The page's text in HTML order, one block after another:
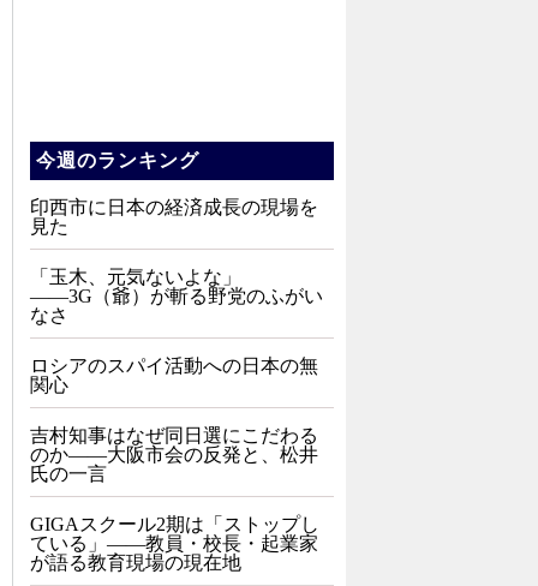
今週のランキング
印西市に日本の経済成長の現場を
見た
「玉木、元気ないよな」
――3G（爺）が斬る野党のふがい
なさ
ロシアのスパイ活動への日本の無
関心
吉村知事はなぜ同日選にこだわる
のか――大阪市会の反発と、松井
氏の一言
GIGAスクール2期は「ストップし
ている」——教員・校長・起業家
が語る教育現場の現在地